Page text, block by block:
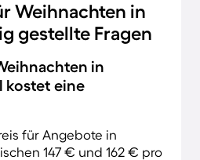
Weihnachten in
gestellte Fragen
in
kostet eine
für Angebote in
147 € und 162 € pro